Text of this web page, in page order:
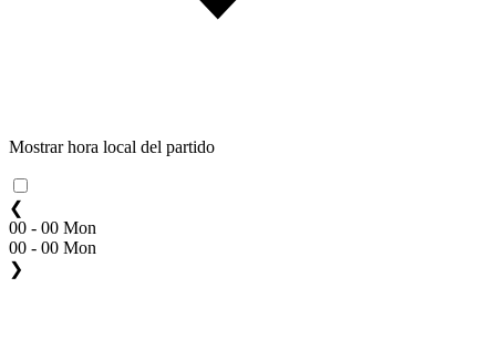
Mostrar hora local del partido
❮
00 - 00 Mon
00 - 00 Mon
❯